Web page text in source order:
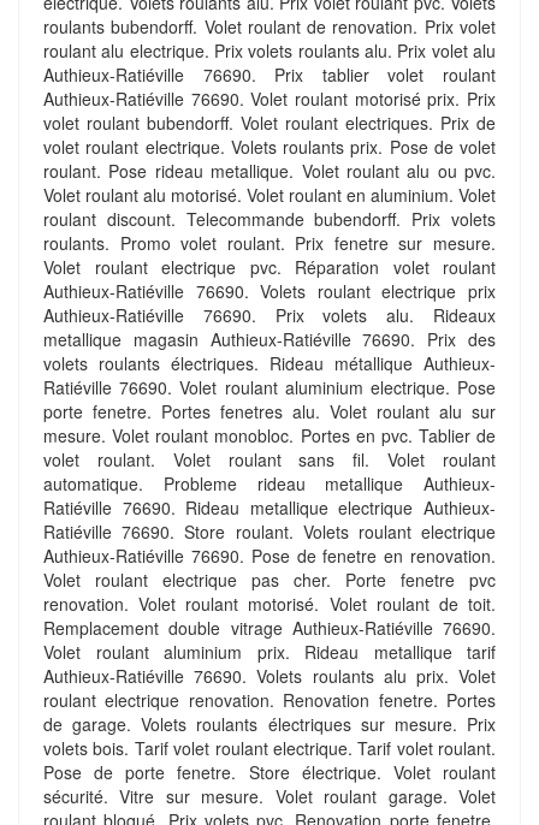
roulants bubendorff. Volet roulant de renovation. Prix volet
roulant alu electrique. Prix volets roulants alu. Prix volet alu
Authieux-Ratiéville 76690. Prix tablier volet roulant
Authieux-Ratiéville 76690. Volet roulant motorisé prix. Prix
volet roulant bubendorff. Volet roulant electriques. Prix de
volet roulant electrique. Volets roulants prix. Pose de volet
roulant. Pose rideau metallique. Volet roulant alu ou pvc.
Volet roulant alu motorisé. Volet roulant en aluminium. Volet
roulant discount. Telecommande bubendorff. Prix volets
roulants. Promo volet roulant. Prix fenetre sur mesure.
Volet roulant electrique pvc. Réparation volet roulant
Authieux-Ratiéville 76690. Volets roulant electrique prix
Authieux-Ratiéville 76690. Prix volets alu. Rideaux
metallique magasin Authieux-Ratiéville 76690. Prix des
volets roulants électriques. Rideau métallique Authieux-
Ratiéville 76690. Volet roulant aluminium electrique. Pose
porte fenetre. Portes fenetres alu. Volet roulant alu sur
mesure. Volet roulant monobloc. Portes en pvc. Tablier de
volet roulant. Volet roulant sans fil. Volet roulant
automatique. Probleme rideau metallique Authieux-
Ratiéville 76690. Rideau metallique electrique Authieux-
Ratiéville 76690. Store roulant. Volets roulant electrique
Authieux-Ratiéville 76690. Pose de fenetre en renovation.
Volet roulant electrique pas cher. Porte fenetre pvc
renovation. Volet roulant motorisé. Volet roulant de toit.
Remplacement double vitrage Authieux-Ratiéville 76690.
Volet roulant aluminium prix. Rideau metallique tarif
Authieux-Ratiéville 76690. Volets roulants alu prix. Volet
roulant electrique renovation. Renovation fenetre. Portes
de garage. Volets roulants électriques sur mesure. Prix
volets bois. Tarif volet roulant electrique. Tarif volet roulant.
Pose de porte fenetre. Store électrique. Volet roulant
sécurité. Vitre sur mesure. Volet roulant garage. Volet
roulant bloqué. Prix volets pvc. Renovation porte fenetre.